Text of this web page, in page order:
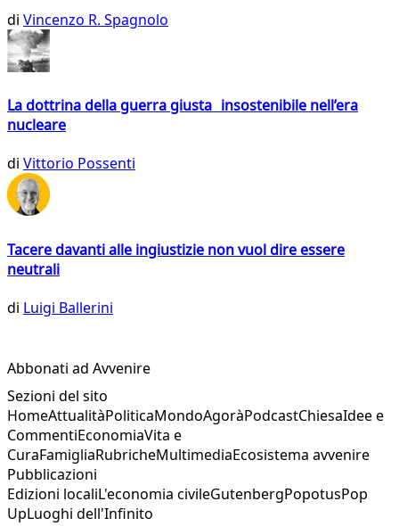
di Vincenzo R. Spagnolo
La dottrina della guerra giusta insostenibile nell’era
nucleare
di Vittorio Possenti
Tacere davanti alle ingiustizie non vuol dire essere
neutrali
di Luigi Ballerini
Abbonati ad Avvenire
Sezioni del sito
HomeAttualitàPoliticaMondoAgoràPodcastChiesaIdee e
CommentiEconomiaVita e
CuraFamigliaRubricheMultimediaEcosistema avvenire
Pubblicazioni
Edizioni localiL'economia civileGutenbergPopotusPop
UpLuoghi dell'Infinito